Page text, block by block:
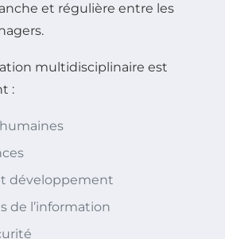
et régulière entre les
multidisciplinaire est
:
développement
de l’information